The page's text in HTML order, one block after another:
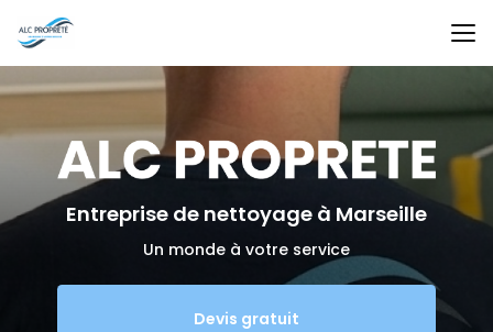
au
contenu
principal
Entreprise de nettoyage à Marseille
Un monde à votre service
Devis gratuit